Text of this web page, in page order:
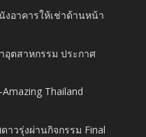
อาคารให้เช่าด้านหน้า
อุตสาหกรรม ประกาศ
Thailand
วรุ่งผ่านกิจกรรม Final